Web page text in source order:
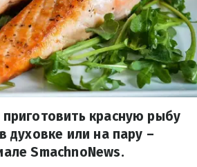
красную рыбу
духовке или на пару –
SmachnoNews.